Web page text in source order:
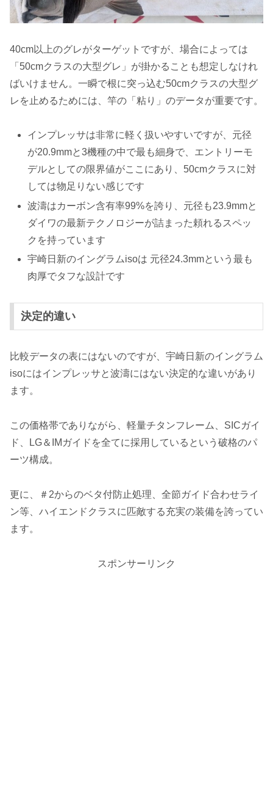
40cm以上のグレがターゲットですが、場合によっては
「50cmクラスの大型グレ」が掛かることも想定しなけれ
ばいけません。一瞬で根に突っ込む50cmクラスの大型グ
レを止めるためには、竿の「粘り」のデータが重要です。
インプレッサは非常に軽く扱いやすいですが、元径
が20.9mmと3機種の中で最も細身で、エントリーモ
デルとしての限界値がここにあり、50cmクラスに対
しては物足りない感じです
波濤はカーボン含有率99%を誇り、元径も23.9mmと
ダイワの最新テクノロジーが詰まった頼れるスペッ
クを持っています
宇崎日新のイングラムisoは 元径24.3mmという最も
肉厚でタフな設計です
決定的違い
比較データの表にはないのですが、宇崎日新のイングラム
isoにはインプレッサと波濤にはない決定的な違いがあり
ます。
この価格帯でありながら、軽量チタンフレーム、SICガイ
ド、LG＆IMガイドを全てに採用しているという破格のパ
ーツ構成。
更に、＃2からのベタ付防止処理、全節ガイド合わせライ
ン等、ハイエンドクラスに匹敵する充実の装備を誇ってい
ます。
スポンサーリンク